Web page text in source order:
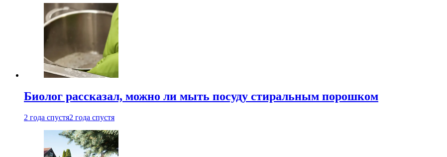
Биолог рассказал, можно ли мыть посуду стиральным порошком
2 года спустя2 года спустя